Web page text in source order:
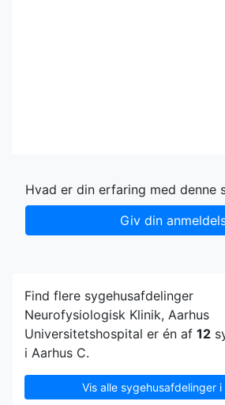
Hvad er din erfaring med denne
Giv din
Find flere sygehusafdelinger
Neurofysiologisk Klinik, Aarhus
Universitetshospital er én af 12
i Aarhus C.
Vis alle sygehusafdelinger i